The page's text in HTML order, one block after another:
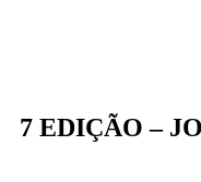
7 EDIÇÃO –